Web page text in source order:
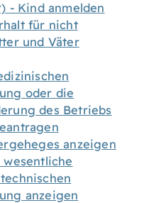
- Kind anmelden
für nicht
und Väter
oder die
des Betriebs
anzeigen
anzeigen